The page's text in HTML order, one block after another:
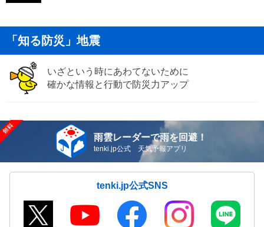
「知る防災」地震
いざという時にあわてないために
確かな情報と行動で防災力アップ
雨雲レーダーで雨を回避！
tenki.jp公式 天気予報アプリ
tenki.jp公式SNS